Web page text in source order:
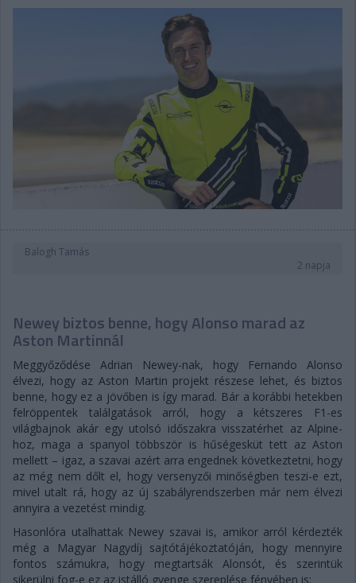
Balogh Tamás
2 napja
Newey biztos benne, hogy Alonso marad az
Aston Martinnál
Meggyőződése Adrian Newey-nak, hogy Fernando Alonso
élvezi, hogy az Aston Martin projekt részese lehet, és biztos
benne, hogy ez a jövőben is így marad. Bár a korábbi hetekben
felröppentek találgatások arról, hogy a kétszeres F1-es
világbajnok akár egy utolsó időszakra visszatérhet az Alpine-
hoz, maga a spanyol többször is hűségesküt tett az Aston
mellett – igaz, a szavai azért arra engednek következtetni, hogy
az még nem dőlt el, hogy versenyzői minőségben teszi-e ezt,
mivel utalt rá, hogy az új szabályrendszerben már nem élvezi
annyira a vezetést mindig.
Hasonlóra utalhattak Newey szavai is, amikor arról kérdezték
még a Magyar Nagydíj sajtótájékoztatóján, hogy mennyire
fontos számukra, hogy megtartsák Alonsót, és szerintük
sikerülni fog-e ez az istálló gyenge szereplése fényében is: